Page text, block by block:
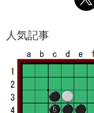
人気記事